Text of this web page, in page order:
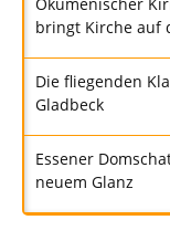
bringt Kirche auf
Die fliegenden
Gladbeck
Essener
neuem Glanz